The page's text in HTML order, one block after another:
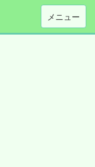
メニュー